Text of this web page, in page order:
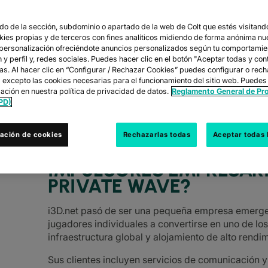
su red IQ de baja latencia y su
IMPULSORES
PRIVATE WAVE?
i3D.net pasó de ser una pequeña empresa
jugadores individuales a convertirse en uno de
infraestructura global y alojamiento de alto
Sus clientes incluyen servicios de comunicación
de la sección, subdominio o apartado de la web de Colt que estés
propias y de terceros con fines analíticos midiendo de forma anónima
ofreciéndote anuncios personalizados según tu
y perfil y, redes sociales. Puedes hacer clic en el botón "Aceptar todas y
Al hacer clic en “Configurar / Rechazar Cookies” puedes configurar o
excepto las cookies necesarias para el funcionamiento del sitio web.
en nuestra política de privacidad de datos. Reglamento General de
de cookies Rechazarlas todas Aceptar todas